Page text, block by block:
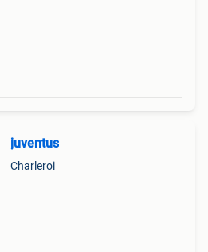
juventus
Charleroi